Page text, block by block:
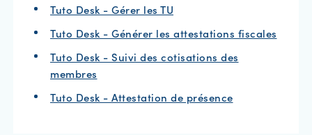
Tuto Desk - Gérer les TU
Tuto Desk - Générer les attestations fiscales
Tuto Desk - Suivi des cotisations des
membres
Tuto Desk - Attestation de présence